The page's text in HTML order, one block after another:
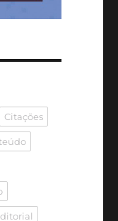
Citações